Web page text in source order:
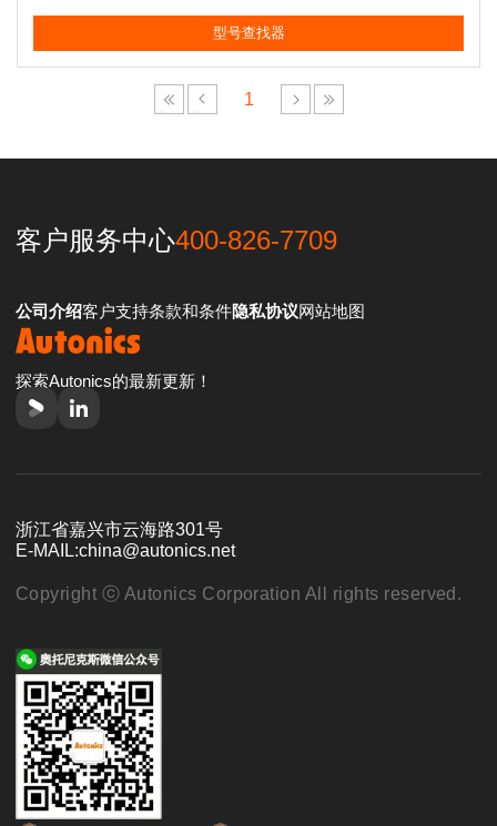
型号查找器
1
客户服务中心400-826-7709
公司介绍客户支持条款和条件隐私协议网站地图
探索Autonics的最新更新！
浙江省嘉兴市云海路301号
E-MAIL:china@autonics.net
Copyright ⓒ Autonics Corporation All rights reserved.